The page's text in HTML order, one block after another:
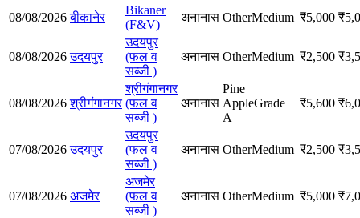
08/08/2026 बीकानेर
Bikaner
(F&V)
अनानास OtherMedium ₹5,000 ₹
08/08/2026 उदयपुर
उदयपुर
(फल व
सब्जी )
अनानास OtherMedium ₹2,500 ₹
08/08/2026 श्रीगंगानगर
श्रीगंगानगर
(फल व
सब्जी )
अनानास
Pine
AppleGrade
A
₹5,600 ₹
07/08/2026 उदयपुर
उदयपुर
(फल व
सब्जी )
अनानास OtherMedium ₹2,500 ₹
07/08/2026 अजमेर
अजमेर
(फल व
सब्जी )
अनानास OtherMedium ₹5,000 ₹